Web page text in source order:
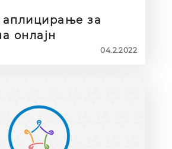
аплицирање за
онлајн
04.2.2022